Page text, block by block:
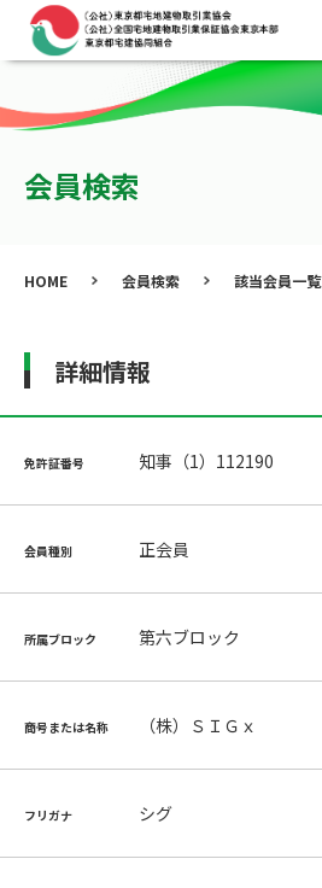
会員検索
HOME 会員検索 該当会員一覧
詳細情報
免許証番号 知事（1）112190
会員種別 正会員
所属ブロック 第六ブロック
商号または名称 （株）ＳＩＧｘ
フリガナ シグ